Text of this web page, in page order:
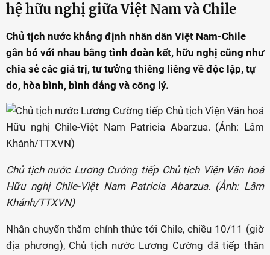
hệ hữu nghị giữa Việt Nam và Chile
Chủ tịch nước khẳng định nhân dân Việt Nam-Chile
gắn bó với nhau bằng tình đoàn kết, hữu nghị cũng như
chia sẻ các giá trị, tư tưởng thiêng liêng về độc lập, tự
do, hòa bình, bình đẳng và công lý.
Chủ tịch nước Lương Cường tiếp Chủ tịch Viện Văn hoá
Hữu nghị Chile-Việt Nam Patricia Abarzua. (Ảnh: Lâm
Khánh/TTXVN)
Nhân chuyến thăm chính thức tới Chile, chiều 10/11 (giờ
địa phương), Chủ tịch nước Lương Cường đã tiếp thân